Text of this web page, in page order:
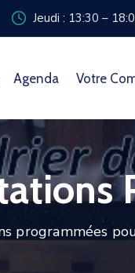
Jeudi : 13:30 –
Agenda Votre
programmées